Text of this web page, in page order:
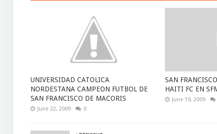
UNIVERSIDAD CATOLICA
NORDESTANA CAMPEON FUTBOL DE
SAN FRANCISCO DE MACORIS
June 22, 2009 0
SAN
HAITI FC EN
June 19, 2009